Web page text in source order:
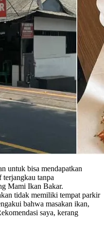
untuk bisa mendapatkan
terjangkau tanpa
Mami Ikan Bakar.
tidak memiliki tempat parkir
bahwa masakan ikan,
saya, kerang